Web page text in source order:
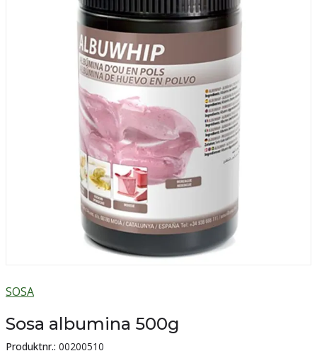
SOSA
Sosa albumina 500g
Produktnr.: 00200510